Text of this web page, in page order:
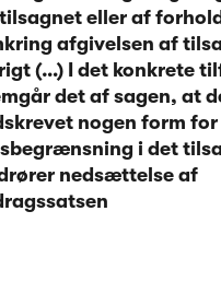
eller af
afgivelsen af
(…) I det konkrete
det af sagen, at
nogen form for
i det
nedsættelse af